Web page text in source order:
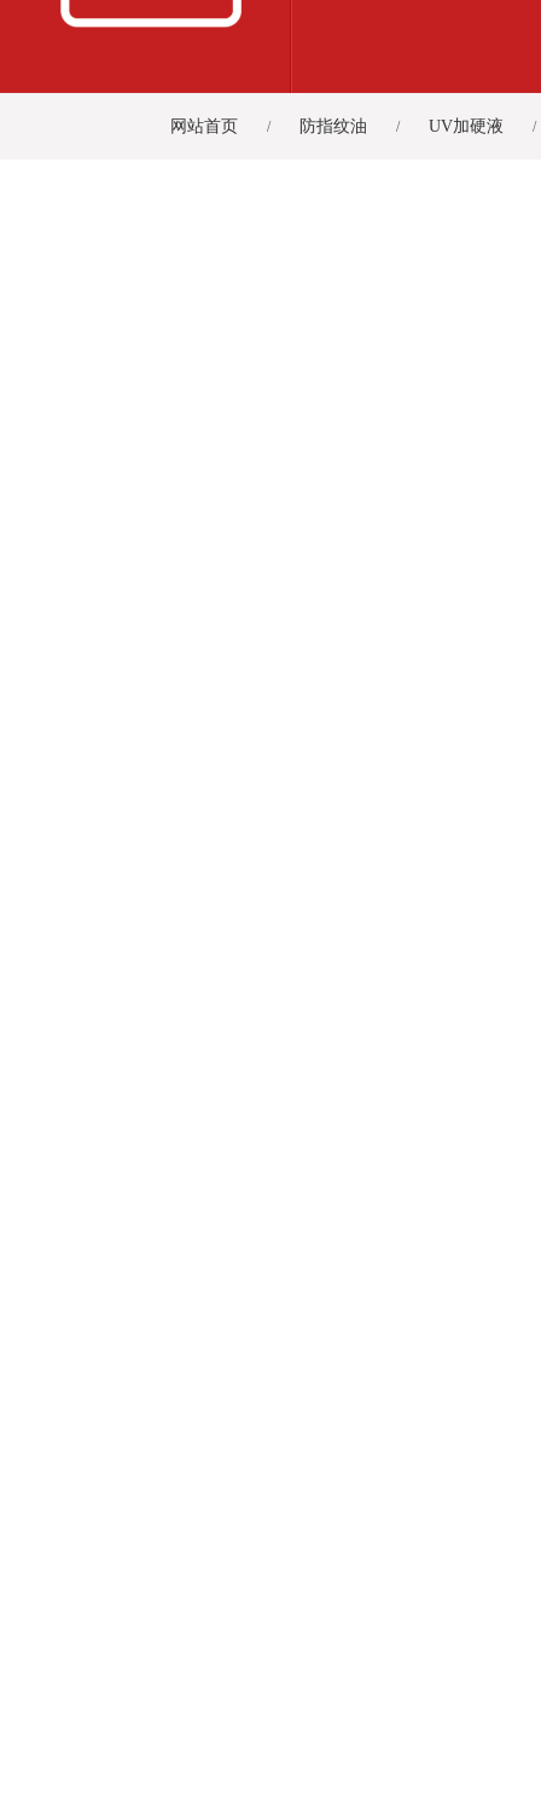
网站首页 / 防指纹油 / UV加硬液